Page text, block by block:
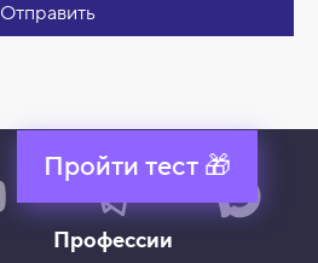
Отправить
Пройти тест 🎁
Н
а
к
Н
а
ш
Профессии